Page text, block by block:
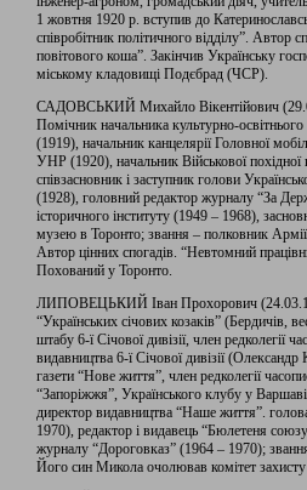
1 жовтня 1920 р. вступив до
співробітник політичного відділу”. Автор
повітового коша”. Закінчив Українську
міському кладовищі Подєбрад (ЧСР).
САДОВСЬКИЙ Михайло Вікентійович
Помічник начальника культурно-
(1919), начальник канцелярії Головної
УНР (1920), начальник Військової
співзасновник і заступник голови
(1928), головний редактор журналу “За
історичного інституту (1949 – 1968),
музею в Торонто; звання – полковник
Автор цінних спогадів. “Невтомний
Похований у Торонто.
ЛИПОВЕЦЬКИЙ Іван Прохорович
“Українських січових козаків” (Бердичів,
штабу 6-ї Січової дивізії, член редколегії
видавництва 6-ї Січової дивізії
газети “Нове життя”, член редколегії
“Запоріжжя”, Українського клубу у
директор видавництва “Наше життя”.
1970), редактор і видавець “Бюлетеня
журналу “Дороговказ” (1964 – 1970);
Його син Микола очолював комітет